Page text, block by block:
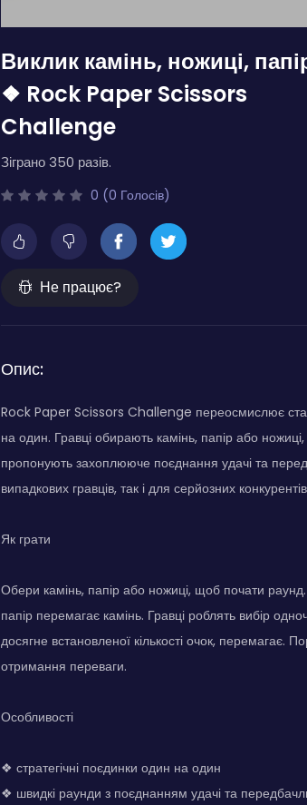
Виклик камінь, ножиці,
❖ Rock Paper Scissors
Challenge
Зіграно 350 разів.
0 (0 Голосів)
Не працює?
Опис:
Rock Paper Scissors Challenge переосмислює
на один. Гравці обирають камінь, папір або
пропонують захоплююче поєднання удачі та
випадкових гравців, так і для серйозних
Як грати
Обери камінь, папір або ножиці, щоб почати
папір перемагає камінь. Гравці роблять вибір
досягне встановленої кількості очок, перемагає.
отримання переваги.
Особливості
❖ стратегічні поєдинки один на один
❖ швидкі раунди з поєднанням удачі та